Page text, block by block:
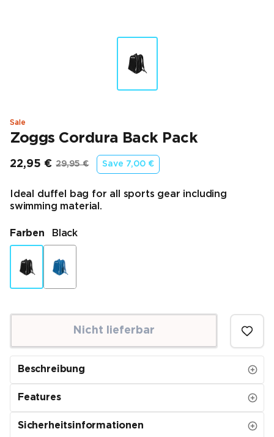
Sale
Zoggs Cordura Back Pack
22,95 €
Endpreis
29,95 €
Ursprünglicher Preis
Save 7,00 €
Ideal duffel bag for all sports gear including
swimming material.
Farben Black
Nicht lieferbar
Beschreibung
Features
Sicherheitsinformationen